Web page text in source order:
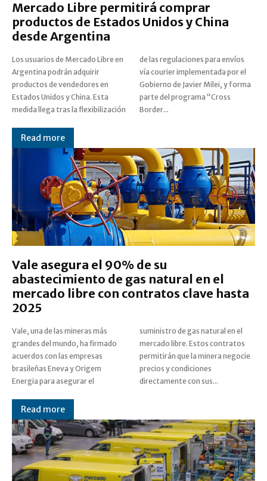
Mercado Libre permitirá comprar
productos de Estados Unidos y China
desde Argentina
Los usuarios de Mercado Libre en
Argentina podrán adquirir
productos de vendedores en
Estados Unidos y China. Esta
medida llega tras la flexibilización
de las regulaciones para envíos
vía courier implementada por el
Gobierno de Javier Milei, y forma
parte del programa “Cross
Border...
Read more
Vale asegura el 90% de su
abastecimiento de gas natural en el
mercado libre con contratos clave hasta
2025
Vale, una de las mineras más
grandes del mundo, ha firmado
acuerdos con las empresas
brasileñas Eneva y Origem
Energia para asegurar el
suministro de gas natural en el
mercado libre. Estos contratos
permitirán que la minera negocie
precios y condiciones
directamente con sus...
Read more